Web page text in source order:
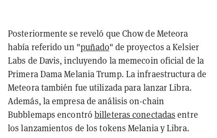
Posteriormente se reveló que Chow de Meteora
había referido un "puñado" de proyectos a Kelsier
Labs de Davis, incluyendo la memecoin oficial de la
Primera Dama Melania Trump. La infraestructura de
Meteora también fue utilizada para lanzar Libra.
Además, la empresa de análisis on-chain
Bubblemaps encontróbilleteras conectadas entre
los lanzamientos de los tokens Melania y Libra.